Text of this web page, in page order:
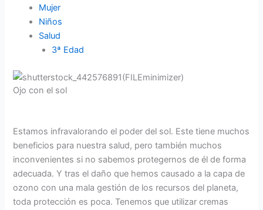
Mujer
Niños
Salud
3ª Edad
Ojo con el sol
Estamos infravalorando el poder del sol. Este tiene muchos
beneficios para nuestra salud, pero también muchos
inconvenientes si no sabemos protegernos de él de forma
adecuada. Y tras el daño que hemos causado a la capa de
ozono con una mala gestión de los recursos del planeta,
toda protección es poca. Tenemos que utilizar cremas